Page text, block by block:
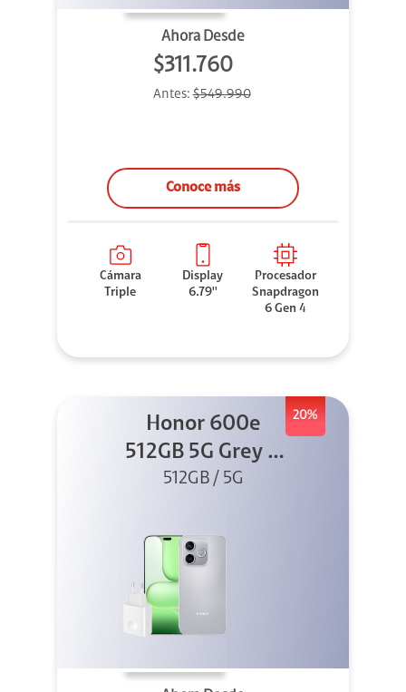
Ahora Desde
$311.760
Antes:$549.990
Conoce más
Cámara
Triple
Display
6.79''
Procesador
Snapdragon
6 Gen 4
20%
Honor 600e
512GB 5G Grey +
45W
512GB / 5G